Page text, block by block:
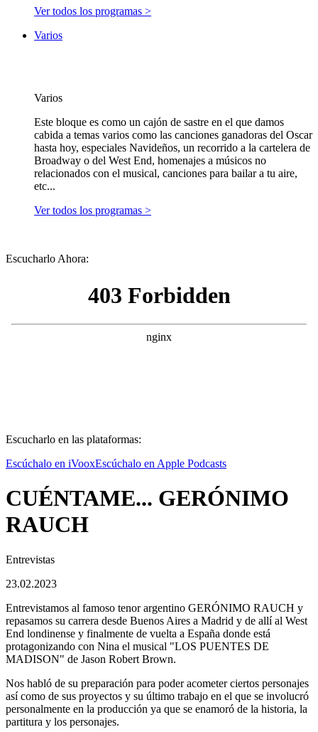
Ver todos los programas >
Varios
Varios
Este bloque es como un cajón de sastre en el que damos
cabida a temas varios como las canciones ganadoras del Oscar
hasta hoy, especiales Navideños, un recorrido a la cartelera de
Broadway o del West End, homenajes a músicos no
relacionados con el musical, canciones para bailar a tu aire,
etc...
Ver todos los programas >
Escucharlo Ahora:
Escucharlo en las plataformas:
Escúchalo en iVooxEscúchalo en Apple Podcasts
CUÉNTAME... GERÓNIMO
RAUCH
Entrevistas
23.02.2023
Entrevistamos al famoso tenor argentino GERÓNIMO RAUCH y
repasamos su carrera desde Buenos Aires a Madrid y de allí al West
End londinense y finalmente de vuelta a España donde está
protagonizando con Nina el musical "LOS PUENTES DE
MADISON" de Jason Robert Brown.
Nos habló de su preparación para poder acometer ciertos personajes
así como de sus proyectos y su último trabajo en el que se involucró
personalmente en la producción ya que se enamoró de la historia, la
partitura y los personajes.